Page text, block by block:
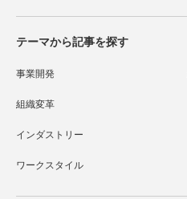
テーマから記事を探す
事業開発
組織変革
インダストリー
ワークスタイル